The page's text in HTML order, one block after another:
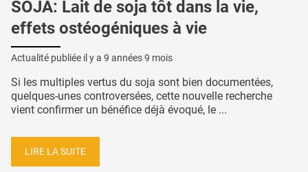
SOJA: Lait de soja tôt dans la vie,
effets ostéogéniques à vie
Actualité publiée il y a 9 années 9 mois
Si les multiples vertus du soja sont bien documentées,
quelques-unes controversées, cette nouvelle recherche
vient confirmer un bénéfice déjà évoqué, le ...
LIRE LA SUITE